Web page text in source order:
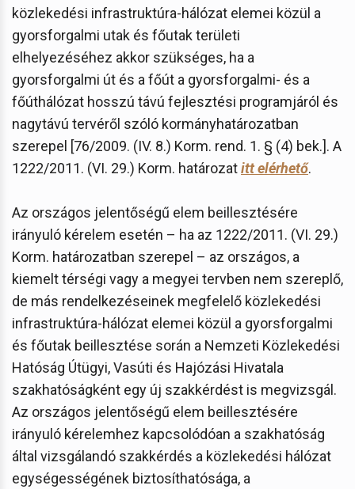
közlekedési infrastruktúra-hálózat elemei közül a
gyorsforgalmi utak és főutak területi
elhelyezéséhez akkor szükséges, ha a
gyorsforgalmi út és a főút a gyorsforgalmi- és a
főúthálózat hosszú távú fejlesztési programjáról és
nagytávú tervéről szóló kormányhatározatban
szerepel [76/2009. (IV. 8.) Korm. rend. 1. § (4) bek.]. A
1222/2011. (VI. 29.) Korm. határozatitt elérhető.
Az országos jelentőségű elem beillesztésére
irányuló kérelem esetén – ha az 1222/2011. (VI. 29.)
Korm. határozatban szerepel – az országos, a
kiemelt térségi vagy a megyei tervben nem szereplő,
de más rendelkezéseinek megfelelő közlekedési
infrastruktúra-hálózat elemei közül a gyorsforgalmi
és főutak beillesztése során a Nemzeti Közlekedési
Hatóság Útügyi, Vasúti és Hajózási Hivatala
szakhatóságként egy új szakkérdést is megvizsgál.
Az országos jelentőségű elem beillesztésére
irányuló kérelemhez kapcsolódóan a szakhatóság
által vizsgálandó szakkérdés a közlekedési hálózat
egységességének biztosíthatósága, a